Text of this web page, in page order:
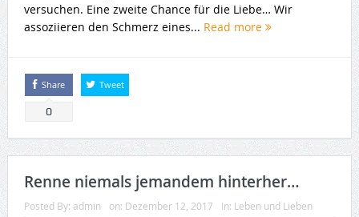
versuchen. Eine zweite Chance für die Liebe… Wir
assoziieren den Schmerz eines... Read more
Share
0
Tweet
Renne niemals jemandem hinterher…
Posted By: admin on: Dezember 12, 2017 In: Leben und Lieben